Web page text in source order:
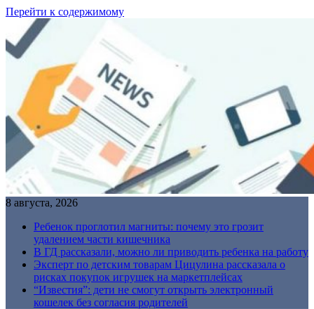
Перейти к содержимому
8 августа, 2026
Ребенок проглотил магниты: почему это грозит
удалением части кишечника
В ГД рассказали, можно ли приводить ребенка на работу
Эксперт по детским товарам Цицулина рассказала о
рисках покупок игрушек на маркетплейсах
“Известия”: дети не смогут открыть электронный
кошелек без согласия родителей